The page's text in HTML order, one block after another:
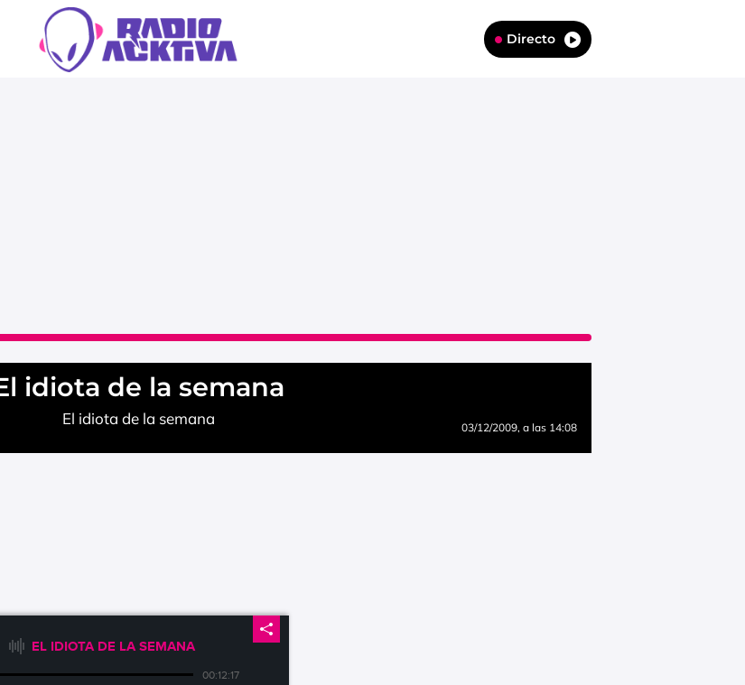
Directo
idiota de la semana
El idiota de la semana 03/12/2009, a las 14:08
EL IDIOTA DE LA SEMANA
00:12:17